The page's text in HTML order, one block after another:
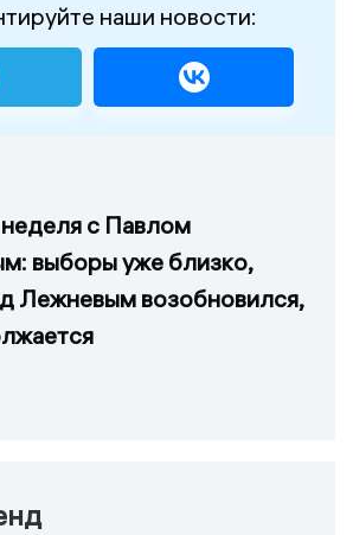
наши новости:
с Павлом
выборы уже близко,
Лежневым возобновился,